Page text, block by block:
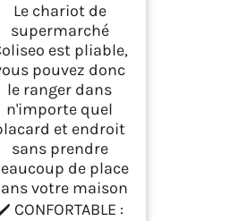
Le chariot de
supermarché
est pliable,
pouvez donc
le ranger dans
n'importe quel
et endroit
sans prendre
de place
votre maison
CONFORTABLE :